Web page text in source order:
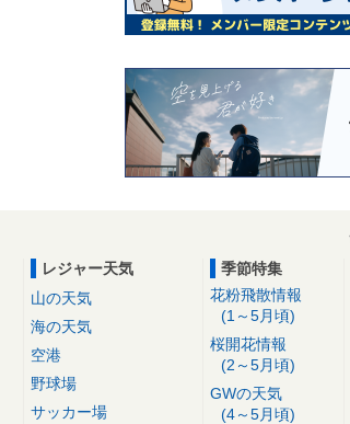
レジャー天気
山の天気
海の天気
空港
野球場
サッカー場
季節特集
花粉飛散情報
(1～5月頃)
桜開花情報
(2～5月頃)
GWの天気
(4～5月頃)